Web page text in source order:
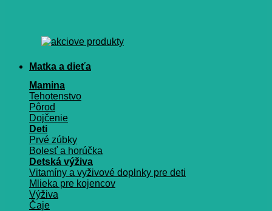
Matka a dieťa
Mamina
Tehotenstvo
Pôrod
Dojčenie
Deti
Prvé zúbky
Bolesť a horúčka
Detská výživa
Vitamíny a vyživové doplnky pre deti
Mlieka pre kojencov
Výživa
Čaje